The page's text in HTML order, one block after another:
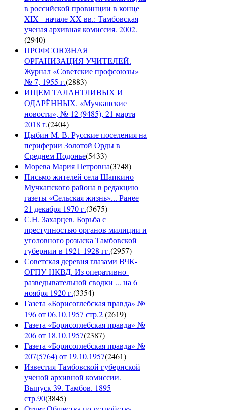
в российской провинции в конце
XIX - начале XX вв.: Тамбовская
ученая архивная комиссия. 2002.
(2940)
ПРОФСОЮЗНАЯ
ОРГАНИЗАЦИЯ УЧИТЕЛЕЙ.
Журнал «Советские профсоюзы»
№ 7, 1955 г.(2883)
ИЩЕМ ТАЛАНТЛИВЫХ И
ОДАРЁННЫХ. «Мучкапские
новости», № 12 (9485), 21 марта
2018 г.(2404)
Цыбин М. В. Русские поселения на
периферии Золотой Орды в
Среднем Подонье(5433)
Морева Мария Петровна(3748)
Письмо жителей села Шапкино
Мучкапского района в редакцию
газеты «Сельская жизнь»... Ранее
21 декабря 1970 г.(3675)
С.Н. Захарцев. Борьба с
преступностью органов милиции и
уголовного розыска Тамбовской
губернии в 1921-1928 гг.(2957)
Советская деревня глазами ВЧК-
ОГПУ-НКВД. Из оперативно-
разведывательной сводки ... на 6
ноября 1920 г.(3354)
Газета «Борисоглебская правда» №
196 от 06.10.1957 стр.2(2619)
Газета «Борисоглебская правда» №
206 от 18.10.1957(2387)
Газета «Борисоглебская правда» №
207(5764) от 19.10.1957(2461)
Известия Тамбовской губернской
ученой архивной комиссии.
Выпуск 39. Тамбов. 1895
стр.90(3845)